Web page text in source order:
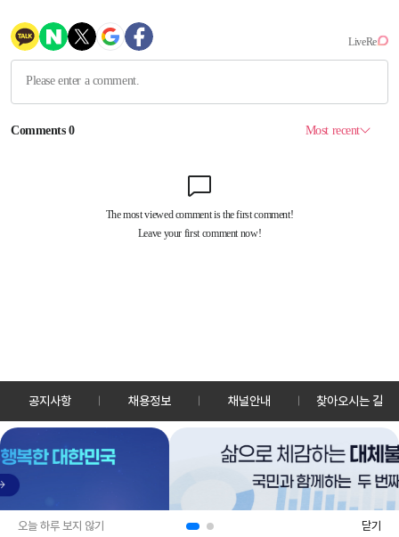
오늘 하루 보지 않기 닫기
공지사항 채용정보 채널안내 찾아오시는 길
30128 세종특별자치시 정부2청사로 13 한국정책방송원 KTV
TEL: 044-204-8000
Copyrightⓒ KTV 국민방송 All Rights Reserved.
앱 다운로드